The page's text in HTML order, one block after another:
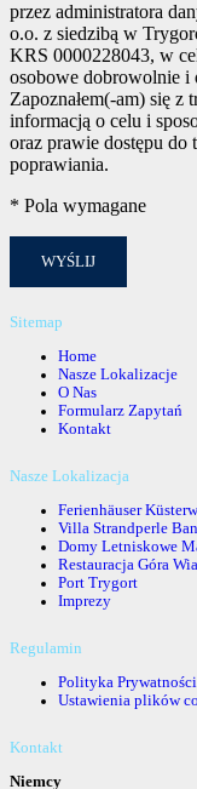
przez administratora
o.o. z siedzibą w
KRS 0000228043, w
osobowe dobrowolnie i
Zapoznałem(-am) się z
informacją o celu i
oraz prawie dostępu do
poprawiania.
* Pola wymagane
Sitemap
Home
Nasze Lokalizacje
O Nas
Formularz Zapytań
Kontakt
Nasze Lokalizacja
Ferienhäuser
Villa Strandperle
Domy Letniskowe
Restauracja Góra
Port Trygort
Imprezy
Regulamin
Polityka Prywatności
Ustawienia plików
Kontakt
Niemcy